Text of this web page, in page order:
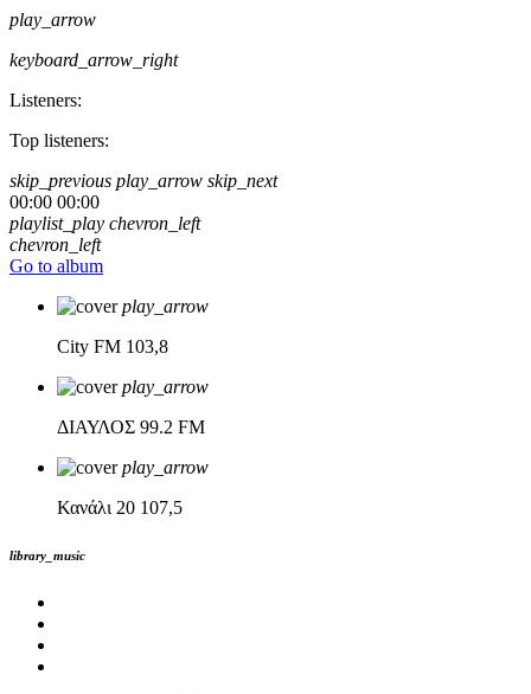
play_arrow
keyboard_arrow_right
Listeners:
Top listeners:
skip_previous play_arrow skip_next
00:00 00:00
playlist_play chevron_left
chevron_left
Go to album
play_arrow
City FM 103,8
play_arrow
ΔΙΑΥΛΟΣ 99.2 FM
play_arrow
Κανάλι 20 107,5
library_music